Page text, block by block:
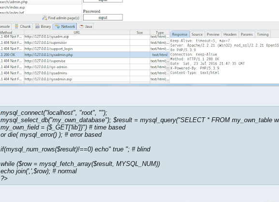
mysql_connect("localhost", "root", "");
mysql_select_db("my_own_database"); $result = mysql_query("SELECT * FROM my_own_table
my_own_field = {$_GET['lib']}") # time based
or die( mysql_error() ); # error based
if(mysql_num_rows($result)!==0) echo" true "; # blind
while ($row = mysql_fetch_array($result, MYSQL_NUM))
echo join(',',$row); # normal
?>